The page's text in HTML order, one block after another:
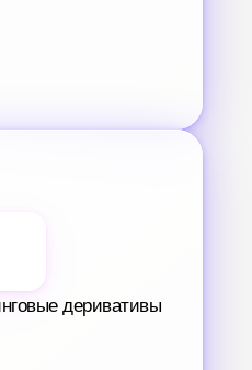
деривативы